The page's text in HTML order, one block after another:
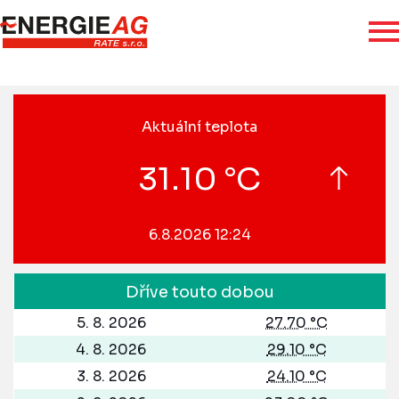
Aktuální teplota
31.10 °C
6.8.2026 12:24
Dříve touto dobou
5. 8. 2026
27.70 °C
4. 8. 2026
29.10 °C
3. 8. 2026
24.10 °C